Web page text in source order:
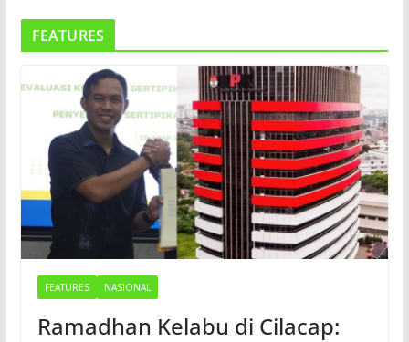
FEATURES
FEATURES NASIONAL
Ramadhan Kelabu di Cilacap: